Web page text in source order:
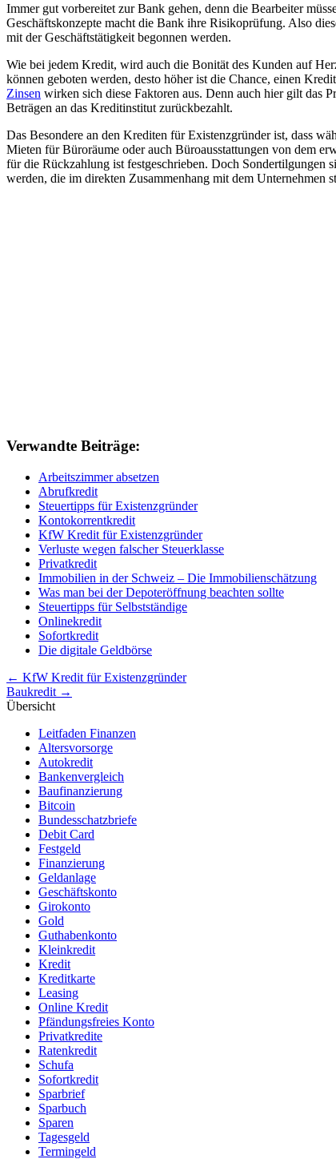
Immer gut vorbereitet zur Bank gehen, denn die Bearbeiter
Geschäftskonzepte macht die Bank ihre Risikoprüfung. Also
mit der Geschäftstätigkeit begonnen werden.
Wie bei jedem Kredit, wird auch die Bonität des Kunden auf
können geboten werden, desto höher ist die Chance, einen
Zinsen wirken sich diese Faktoren aus. Denn auch hier gilt das
Beträgen an das Kreditinstitut zurückbezahlt.
Das Besondere an den Krediten für Existenzgründer ist, dass
Mieten für Büroräume oder auch Büroausstattungen von dem
für die Rückzahlung ist festgeschrieben. Doch Sondertilgungen
werden, die im direkten Zusammenhang mit dem Unternehmen
Verwandte Beiträge:
Arbeitszimmer absetzen
Abrufkredit
Steuertipps für Existenzgründer
Kontokorrentkredit
KfW Kredit für Existenzgründer
Verluste wegen falscher Steuerklasse
Privatkredit
Immobilien in der Schweiz – Die Immobilienschätzung
Was man bei der Depoteröffnung beachten sollte
Steuertipps für Selbstständige
Onlinekredit
Sofortkredit
Die digitale Geldbörse
Post
navigation
← KfW Kredit für Existenzgründer
Baukredit →
Übersicht
Leitfaden Finanzen
Altersvorsorge
Autokredit
Bankenvergleich
Baufinanzierung
Bitcoin
Bundesschatzbriefe
Debit Card
Festgeld
Finanzierung
Geldanlage
Geschäftskonto
Girokonto
Gold
Guthabenkonto
Kleinkredit
Kredit
Kreditkarte
Leasing
Online Kredit
Pfändungsfreies Konto
Privatkredite
Ratenkredit
Schufa
Sofortkredit
Sparbrief
Sparbuch
Sparen
Tagesgeld
Termingeld